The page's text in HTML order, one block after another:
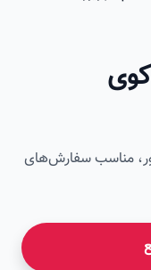
سفارش‌های